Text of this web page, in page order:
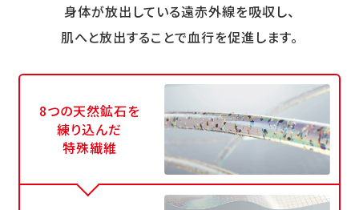
身体が放出している遠赤外線を吸収し、
肌へと放出することで血行を促進します。
8つの天然鉱石を
練り込んだ
特殊繊維